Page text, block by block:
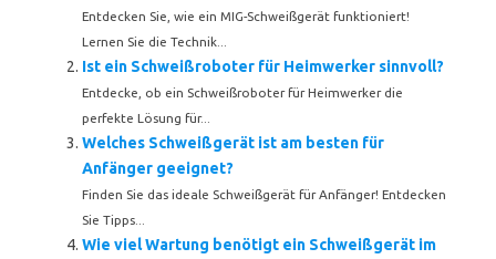
Entdecken Sie, wie ein MIG-Schweißgerät funktioniert!
Lernen Sie die Technik...
Ist ein Schweißroboter für Heimwerker sinnvoll?
Entdecke, ob ein Schweißroboter für Heimwerker die
perfekte Lösung für...
Welches Schweißgerät ist am besten für
Anfänger geeignet?
Finden Sie das ideale Schweißgerät für Anfänger! Entdecken
Sie Tipps...
Wie viel Wartung benötigt ein Schweißgerät im